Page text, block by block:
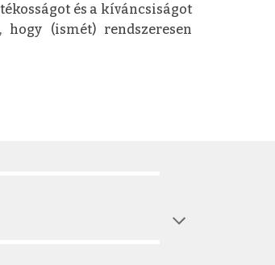
és a kíváncsiságot
(ismét) rendszeresen